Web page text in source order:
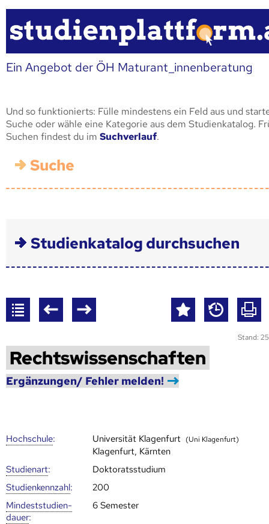
Ein Angebot der ÖH Maturant_innenberatung
Und so funktionierts: Fülle mindestens ein Feld aus und
Suche oder wähle eine Kategorie aus dem Studienkatalog.
Suchen findest du im Suchverlauf.
Suche
Studienkatalog durchsuchen
Stand:
Rechtswissenschaften
Ergänzungen/ Fehler melden!
Hoch­schule: Universität Klagenfurt (Uni Klagenfurt)
Klagenfurt, Kärnten
Studienart:
Doktoratsstudium
Studien­kenn­zahl:
200
Mindest­studien­
dauer:
6 Semester